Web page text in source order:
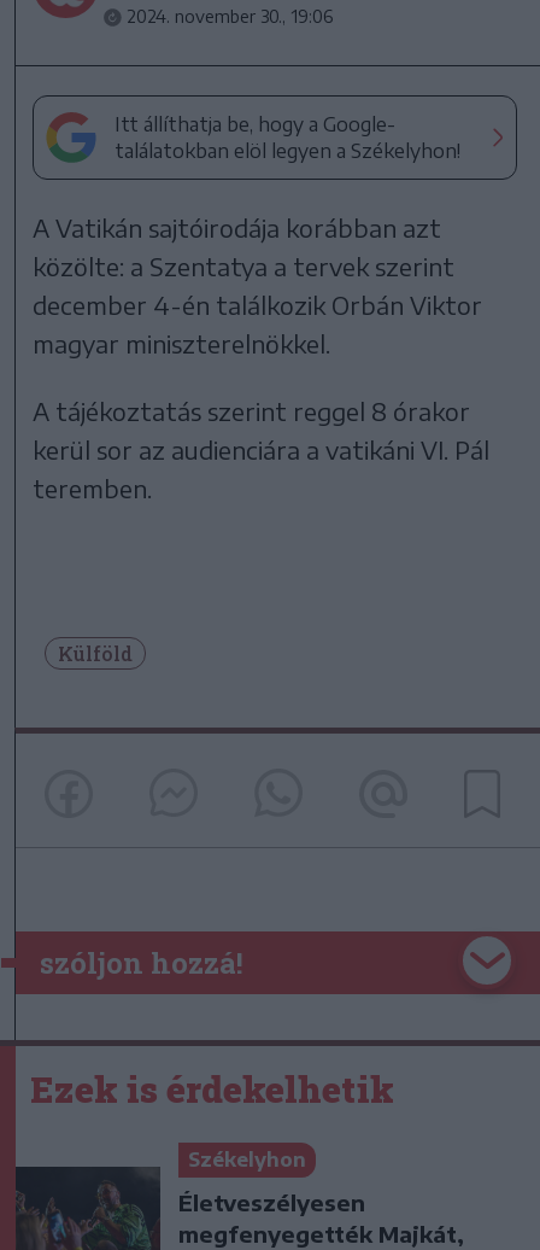
2024. november 30., 19:06
Itt állíthatja be, hogy a Google-
találatokban elöl legyen a Székelyhon!
A Vatikán sajtóirodája korábban azt
közölte: a Szentatya a tervek szerint
december 4-én találkozik Orbán Viktor
magyar miniszterelnökkel.
A tájékoztatás szerint reggel 8 órakor
kerül sor az audienciára a vatikáni VI. Pál
teremben.
Külföld
szóljon hozzá!
Ezek is érdekelhetik
Székelyhon
Életveszélyesen
megfenyegették Majkát,